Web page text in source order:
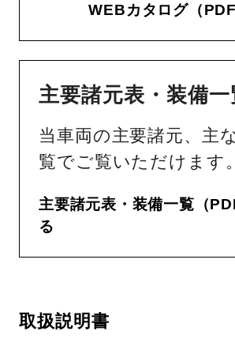
WEBカタログ（
主要諸元表・装備一
当車両の主要諸元、主
覧でご覧いただけます。
主要諸元表・装備一覧（
る
取扱説明書